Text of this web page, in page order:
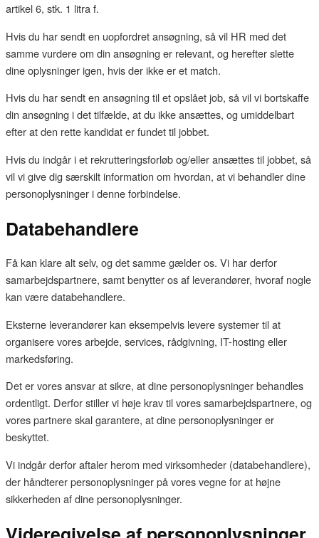
artikel 6, stk. 1 litra f.
Hvis du har sendt en uopfordret ansøgning, så vil HR med det
samme vurdere om din ansøgning er relevant, og herefter slette
dine oplysninger igen, hvis der ikke er et match.
Hvis du har sendt en ansøgning til et opslået job, så vil vi bortskaffe
din ansøgning i det tilfælde, at du ikke ansættes, og umiddelbart
efter at den rette kandidat er fundet til jobbet.
Hvis du indgår i et rekrutteringsforløb og/eller ansættes til jobbet, så
vil vi give dig særskilt information om hvordan, at vi behandler dine
personoplysninger i denne forbindelse.
Databehandlere
Få kan klare alt selv, og det samme gælder os. Vi har derfor
samarbejdspartnere, samt benytter os af leverandører, hvoraf nogle
kan være databehandlere.
Eksterne leverandører kan eksempelvis levere systemer til at
organisere vores arbejde, services, rådgivning, IT-hosting eller
markedsføring.
Det er vores ansvar at sikre, at dine personoplysninger behandles
ordentligt. Derfor stiller vi høje krav til vores samarbejdspartnere, og
vores partnere skal garantere, at dine personoplysninger er
beskyttet.
Vi indgår derfor aftaler herom med virksomheder (databehandlere),
der håndterer personoplysninger på vores vegne for at højne
sikkerheden af dine personoplysninger.